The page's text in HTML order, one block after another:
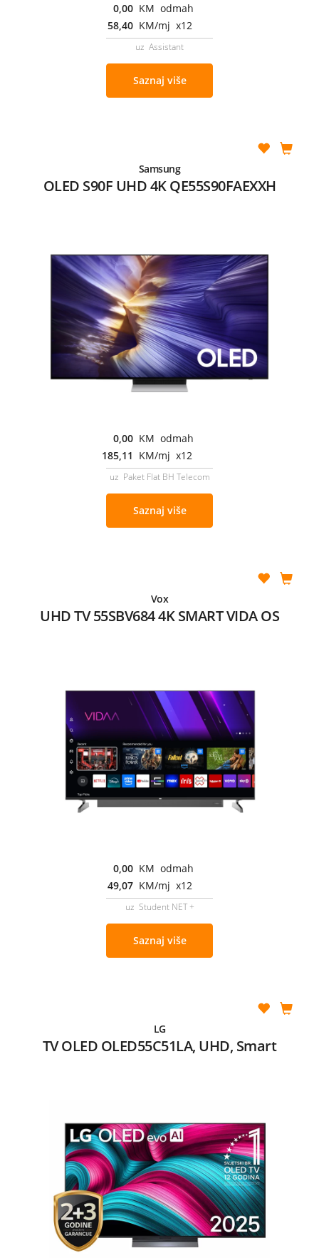
0,00 KM odmah
58,40 KM/mj x12
uz Assistant
Saznaj više
Samsung
OLED S90F UHD 4K QE55S90FAEXXH
0,00 KM odmah
185,11 KM/mj x12
uz Paket Flat BH Telecom
Saznaj više
Vox
UHD TV 55SBV684 4K SMART VIDA OS
0,00 KM odmah
49,07 KM/mj x12
uz Student NET +
Saznaj više
LG
TV OLED OLED55C51LA, UHD, Smart